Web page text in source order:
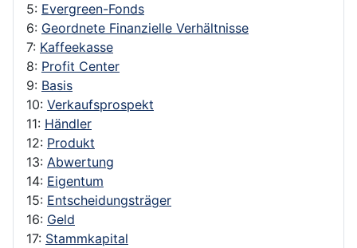
5: Evergreen-Fonds
6: Geordnete Finanzielle Verhältnisse
7: Kaffeekasse
8: Profit Center
9: Basis
10: Verkaufsprospekt
11: Händler
12: Produkt
13: Abwertung
14: Eigentum
15: Entscheidungsträger
16: Geld
17: Stammkapital